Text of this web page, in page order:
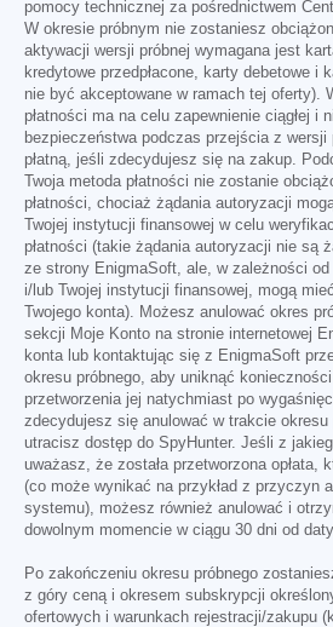
pomocy technicznej za pośrednictwem
W okresie próbnym nie zostaniesz
aktywacji wersji próbnej wymagana jest
kredytowe przedpłacone, karty debetowe i
nie być akceptowane w ramach tej oferty).
płatności ma na celu zapewnienie ciągłej i
bezpieczeństwa podczas przejścia z
płatną, jeśli zdecydujesz się na zakup.
Twoja metoda płatności nie zostanie
płatności, chociaż żądania autoryzacji
Twojej instytucji finansowej w celu
płatności (takie żądania autoryzacji nie są
ze strony EnigmaSoft, ale, w zależności od
i/lub Twojej instytucji finansowej, mogą
Twojego konta). Możesz anulować okres
sekcji Moje Konto na stronie internetowej
konta lub kontaktując się z EnigmaSoft
okresu próbnego, aby uniknąć konieczności
przetworzenia jej natychmiast po
zdecydujesz się anulować w trakcie
utracisz dostęp do SpyHunter. Jeśli z
uważasz, że została przetworzona opłata,
(co może wynikać na przykład z przyczyn
systemu), możesz również anulować i
dowolnym momencie w ciągu 30 dni od
Po zakończeniu okresu próbnego
z góry ceną i okresem subskrypcji
ofertowych i warunkach rejestracji/zakupu